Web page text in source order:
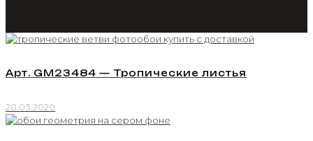
Арт. GM23484 — Тропические листья
20.03.2020